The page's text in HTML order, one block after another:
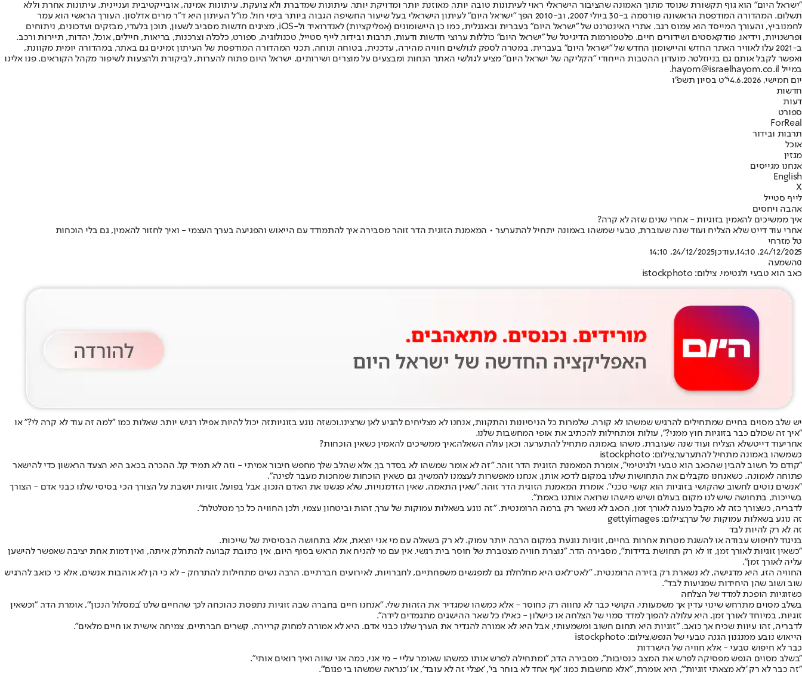
"ישראל היום" הוא גוף תקשורת שנוסד מתוך האמונה שהציבור הישראלי ראוי לעיתונות טובה יותר, מאוזנת יותר ומדויקת יותר. עיתונות שמדברת ולא צועקת. עיתונות אמינה, אובייקטיבית ועניינית. עיתונות אחרת וללא
תשלום. המהדורה המודפסת הראשונה פורסמה ב-30 ביולי 2007, וב-2010 הפך "ישראל היום" לעיתון הישראלי בעל שיעור החשיפה הגבוה ביותר בימי חול. מו"ל העיתון היא ד"ר מרים אדלסון. העורך הראשי הוא עמר
לחמנוביץ, והעורך המייסד הוא עמוס רגב. אתרי האינטרנט של "ישראל היום" בעברית ובאנגלית, כמו כן היישומונים (אפליקציות) לאנדרואיד ול-iOS, מציגים חדשות מסביב לשעון, תוכן בלעדי, מבזקים ועדכונים, ניתוחים
ופרשנויות, וידיאו, פודקאסטים ושידורים חיים. פלטפורמות הדיגיטל של "ישראל היום" כוללות ערוצי חדשות ודעות, תרבות ובידור, לייף סטייל, טכנולוגיה, ספורט, כלכלה וצרכנות, בריאות, חיילים, אוכל, יהדות, תיירות ורכב.
ב-2021 עלו לאוויר האתר החדש והיישומון החדש של "ישראל היום" בעברית, במטרה לספק לגולשים חוויה מהירה, עדכנית, בטוחה ונוחה. תכני המהדורה המודפסת של העיתון זמינים גם באתר, במהדורה יומית מקוונת,
ואפשר לקבל אותם גם בניוזלטר. מועדון ההטבות הייחודי "הקליקה של ישראל היום" מציע לגולשי האתר הנחות ומבצעים על מוצרים ושירותים. ישראל היום פתוח להערות, לביקורת ולהצעות לשיפור מקהל הקוראים. פנו אלינו
במייל hayom@israelhayom.co.il.
יום חמישי, 4.6.2026
י"ט בסיון תשפ"ו
חדשות
דעות
ספורט
ForReal
תרבות ובידור
אוכל
מגזין
אנחנו מגייסים
English
X
לייף סטייל
אהבה ויחסים
איך ממשיכים להאמין בזוגיות - אחרי שנים שזה לא קרה?
אחרי עוד דייט שלא הצליח ועוד שנה שעוברת, טבעי שמשהו באמונה יתחיל להתערער • המאמנת הזוגית הדר זוהר מסבירה איך להתמודד עם הייאוש והפגיעה בערך העצמי - ואיך לחזור להאמין, גם בלי הוכחות
טל מזרחי
24/12/2025, 14:10
,עודכן24/12/2025, 14:10
0השמעה
כאב הוא טבעי ולגטימי. צילום: istockphoto
יש שלב מסוים בחיים שמתחילים להרגיש שמשהו לא קורה. שלמרות כל הניסיונות והתקוות, אנחנו לא מצליחים להגיע לאן שרצינו.וכשזה נוגע בזוגיותזה יכול להיות אפילו רגיש יותר. שאלות כמו "למה זה עוד לא קרה לי?" או
"איך זה שכולם כבר בזוגיות חוץ ממני?", עולות ומתחילות להכתיב את אופי המחשבות שלנו.
אחריעוד דייטשלא הצליח ועוד שנה שעוברת, משהו באמונה מתחיל להתערער. וכאן עולה השאלה:איך ממשיכים להאמין כשאין הוכחות?
כשמשהו באמונה מתחיל להתערער,צילום: istockphoto
"קודם כל חשוב להבין שהכאב הוא טבעי ולגיטימי", אומרת המאמנת הזוגית הדר זוהר. "זה לא אומר שמשהו לא בסדר בך, אלא שהלב שלך מחפש חיבור אמיתי - וזה לא תמיד קל. ההכרה בכאב היא הצעד הראשון כדי להישאר
פתוחה לאמונה. כשאנחנו מקבלים את התחושות שלנו במקום לדכא אותן, אנחנו מאפשרות לעצמנו להמשיך, גם כשאין הוכחות שמחכות מעבר לפינה".
"אנשים נוטים לחשוב שהקושי בזוגיות הוא קושי טכני", אומרת המאמנת הזוגית הדר זוהר. "שאין התאמה, שאין הזדמנויות, שלא פגשנו את האדם הנכון. אבל בפועל, זוגיות יושבת על הצורך הכי בסיסי שלנו כבני אדם - הצורך
בשייכות, בתחושה שיש לנו מקום בעולם ושיש מישהו שרואה אותנו באמת".
לדבריה, כשצורך כזה לא מקבל מענה לאורך זמן, הכאב לא נשאר רק ברמה הרומנטית. "זה נוגע בשאלות עמוקות של ערך, זהות וביטחון עצמי, ולכן החוויה כל כך מטלטלת".
זה נוגע בשאלות עמוקות של ערך,צילום: gettyimages
זה לא רק להיות לבד
בניגוד לחיפוש עבודה או להשגת מטרות אחרות בחיים, זוגיות נוגעת במקום הרבה יותר עמוק. לא רק בשאלה עם מי אני יוצאת, אלא בתחושה הבסיסית של שייכות.
"כשאין זוגיות לאורך זמן, זו לא רק תחושת בדידות", מסבירה הדר. "נוצרת חוויה מצטברת של חוסר בית רגשי. אין עם מי להניח את הראש בסוף היום, אין כתובת קבועה להתחלק איתה, ואין דמות אחת יציבה שאפשר להישען
עליה לאורך זמן".
החוויה הזו, היא מדגישה, לא נשארת רק בזירה הרומנטית. "לאט־לאט היא מחלחלת גם למפגשים משפחתיים, לחברויות, לאירועים חברתיים. הרבה נשים מתחילות להתרחק - לא כי הן לא אוהבות אנשים, אלא כי כואב להרגיש
שוב ושוב שהן היחידות שמגיעות לבד".
כשזוגיות הופכת למדד של הצלחה
בשלב מסוים מתרחש שינוי עדין אך משמעותי. הקושי כבר לא נחווה רק כחוסר - אלא כמשהו שמגדיר את הזהות שלי. "אנחנו חיים בחברה שבה זוגיות נתפסת כהוכחה לכך שהחיים שלנו 'במסלול הנכון'", אומרת הדר. "וכשאין
זוגיות, במיוחד לאורך זמן, היא עלולה להפוך למדד סמוי של הצלחה או כישלון - כאילו כל שאר ההישגים מתגמדים לידה".
לדבריה, זהו עיוות שכיח אך כואב. "זוגיות היא תחום חשוב ומשמעותי, אבל היא לא אמורה להגדיר את הערך שלנו כבני אדם. היא לא אמורה למחוק קריירה, קשרים חברתיים, צמיחה אישית או חיים מלאים".
הייאוש נובע ממנגנון הגנה טבעי של הנפש,צילום: istockphoto
כבר לא חיפוש טבעי - אלא חוויה של הישרדות
"בשלב מסוים הנפש מפסיקה לפרש את המצב כנסיבות", מסבירה הדר, "ומתחילה לפרש אותו כמשהו שאומר עליי - מי אני, כמה אני שווה ואיך רואים אותי".
"זה כבר לא רק 'לא מצאתי זוגיות'", היא אומרת, "אלא מחשבות כמו: 'אף אחד לא בוחר בי', 'אצלי זה לא עובד', או 'כנראה שמשהו בי פגום'".